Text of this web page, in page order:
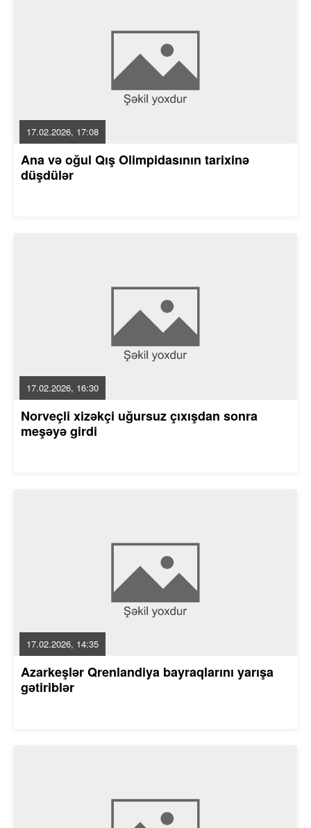
17.02.2026, 17:08
Ana və oğul Qış Olimpidasının tarixinə
düşdülər
17.02.2026, 16:30
Norveçli xizəkçi uğursuz çıxışdan sonra
meşəyə girdi
17.02.2026, 14:35
Azarkeşlər Qrenlandiya bayraqlarını yarışa
gətiriblər